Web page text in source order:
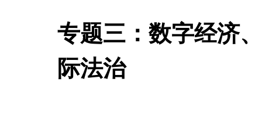
专题三：数字经济
际法治